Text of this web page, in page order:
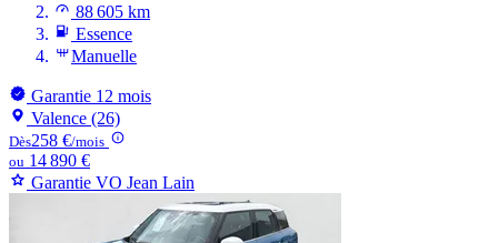
88 605 km
Essence
Manuelle
Garantie 12 mois
Valence (26)
Dès258 €/mois
ou 14 890 €
Garantie VO Jean Lain